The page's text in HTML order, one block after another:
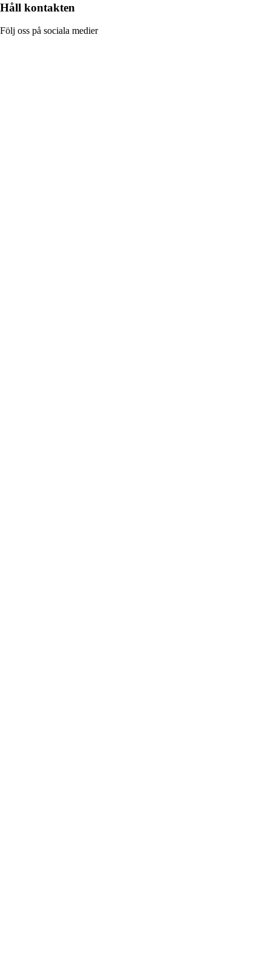
Håll kontakten
Följ oss på sociala medier